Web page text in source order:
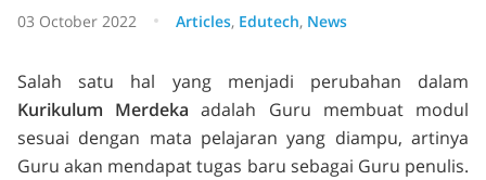
03 October 2022 Articles, Edutech, News
Salah satu hal yang menjadi perubahan dalam
Kurikulum Merdeka adalah Guru membuat modul
sesuai dengan mata pelajaran yang diampu, artinya
Guru akan mendapat tugas baru sebagai Guru penulis.